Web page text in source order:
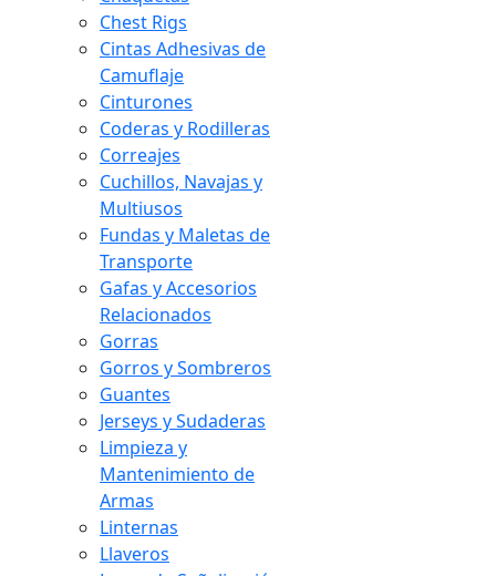
Chest Rigs
Cintas Adhesivas de
Camuflaje
Cinturones
Coderas y Rodilleras
Correajes
Cuchillos, Navajas y
Multiusos
Fundas y Maletas de
Transporte
Gafas y Accesorios
Relacionados
Gorras
Gorros y Sombreros
Guantes
Jerseys y Sudaderas
Limpieza y
Mantenimiento de
Armas
Linternas
Llaveros